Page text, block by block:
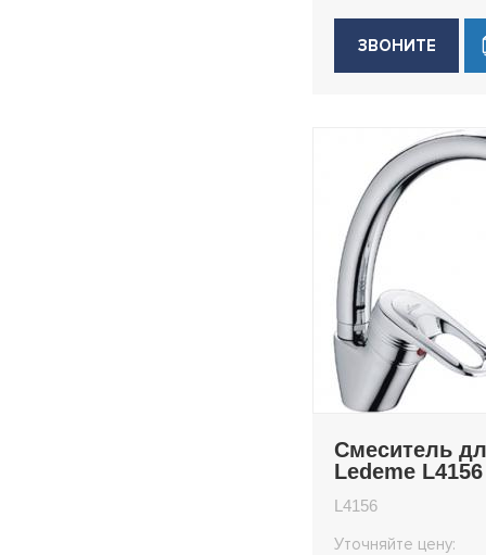
ЗВОНИТЕ
Смеситель
Ledeme L4156
L4156
Уточняйте цену: